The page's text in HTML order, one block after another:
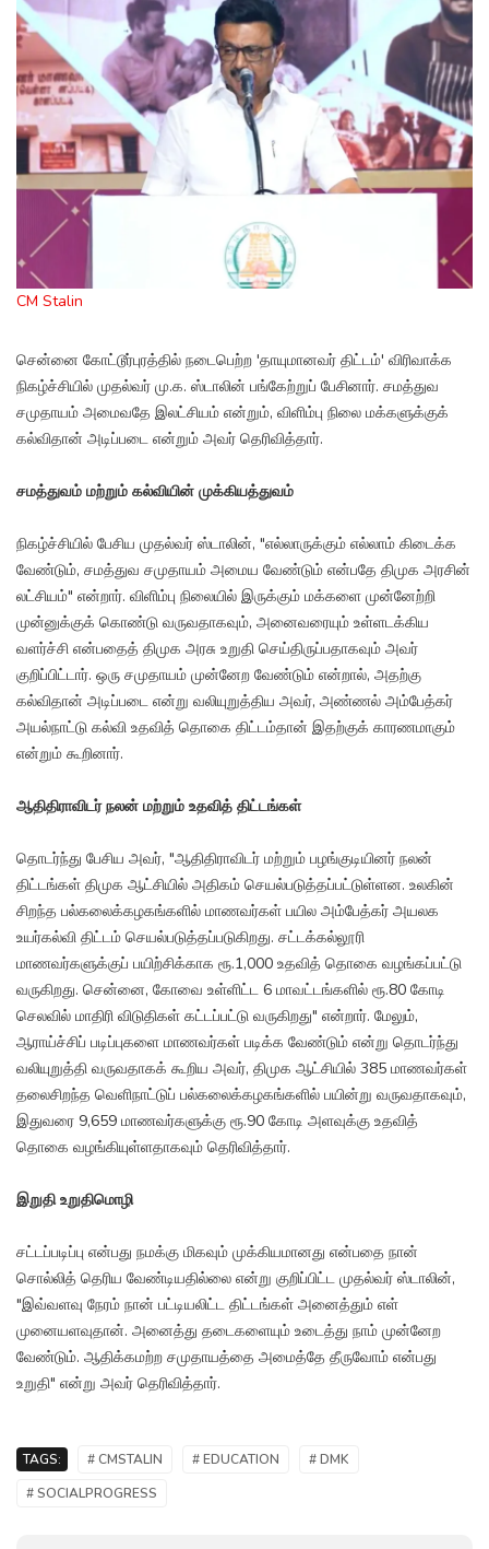
CM Stalin
சென்னை கோட்டூர்புரத்தில் நடைபெற்ற 'தாயுமானவர் திட்டம்' விரிவாக்க
நிகழ்ச்சியில் முதல்வர் மு.க. ஸ்டாலின் பங்கேற்றுப் பேசினார். சமத்துவ
சமுதாயம் அமைவதே இலட்சியம் என்றும், விளிம்பு நிலை மக்களுக்குக்
கல்விதான் அடிப்படை என்றும் அவர் தெரிவித்தார்.
சமத்துவம் மற்றும் கல்வியின் முக்கியத்துவம்
நிகழ்ச்சியில் பேசிய முதல்வர் ஸ்டாலின், "எல்லாருக்கும் எல்லாம் கிடைக்க
வேண்டும், சமத்துவ சமுதாயம் அமைய வேண்டும் என்பதே திமுக அரசின்
லட்சியம்" என்றார். விளிம்பு நிலையில் இருக்கும் மக்களை முன்னேற்றி
முன்னுக்குக் கொண்டு வருவதாகவும், அனைவரையும் உள்ளடக்கிய
வளர்ச்சி என்பதைத் திமுக அரசு உறுதி செய்திருப்பதாகவும் அவர்
குறிப்பிட்டார். ஒரு சமுதாயம் முன்னேற வேண்டும் என்றால், அதற்கு
கல்விதான் அடிப்படை என்று வலியுறுத்திய அவர், அண்ணல் அம்பேத்கர்
அயல்நாட்டு கல்வி உதவித் தொகை திட்டம்தான் இதற்குக் காரணமாகும்
என்றும் கூறினார்.
ஆதிதிராவிடர் நலன் மற்றும் உதவித் திட்டங்கள்
தொடர்ந்து பேசிய அவர், "ஆதிதிராவிடர் மற்றும் பழங்குடியினர் நலன்
திட்டங்கள் திமுக ஆட்சியில் அதிகம் செயல்படுத்தப்பட்டுள்ளன. உலகின்
சிறந்த பல்கலைக்கழகங்களில் மாணவர்கள் பயில அம்பேத்கர் அயலக
உயர்கல்வி திட்டம் செயல்படுத்தப்படுகிறது. சட்டக்கல்லூரி
மாணவர்களுக்குப் பயிற்சிக்காக ரூ.1,000 உதவித் தொகை வழங்கப்பட்டு
வருகிறது. சென்னை, கோவை உள்ளிட்ட 6 மாவட்டங்களில் ரூ.80 கோடி
செலவில் மாதிரி விடுதிகள் கட்டப்பட்டு வருகிறது" என்றார். மேலும்,
ஆராய்ச்சிப் படிப்புகளை மாணவர்கள் படிக்க வேண்டும் என்று தொடர்ந்து
வலியுறுத்தி வருவதாகக் கூறிய அவர், திமுக ஆட்சியில் 385 மாணவர்கள்
தலைசிறந்த வெளிநாட்டுப் பல்கலைக்கழகங்களில் பயின்று வருவதாகவும்,
இதுவரை 9,659 மாணவர்களுக்கு ரூ.90 கோடி அளவுக்கு உதவித்
தொகை வழங்கியுள்ளதாகவும் தெரிவித்தார்.
இறுதி உறுதிமொழி
சட்டப்படிப்பு என்பது நமக்கு மிகவும் முக்கியமானது என்பதை நான்
சொல்லித் தெரிய வேண்டியதில்லை என்று குறிப்பிட்ட முதல்வர் ஸ்டாலின்,
"இவ்வளவு நேரம் நான் பட்டியலிட்ட திட்டங்கள் அனைத்தும் எள்
முனையளவுதான். அனைத்து தடைகளையும் உடைத்து நாம் முன்னேற
வேண்டும். ஆதிக்கமற்ற சமுதாயத்தை அமைத்தே தீருவோம் என்பது
உறுதி" என்று அவர் தெரிவித்தார்.
TAGS: # CMSTALIN # EDUCATION
# DMK
# SOCIALPROGRESS